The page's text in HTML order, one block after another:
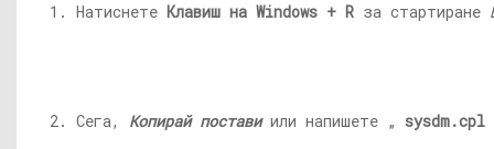
1. Натиснете Клавиш на Windows + R за стартиране
2. Сега, Копирай постави или напишете „ sysdm.cpl